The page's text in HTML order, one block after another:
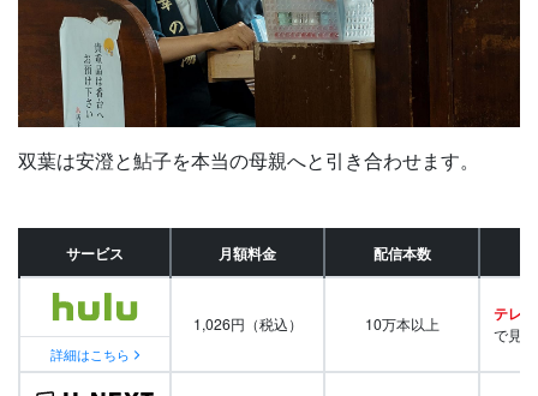
双葉は安澄と鮎子を本当の母親へと引き合わせます。
サービス 月額料金 配信本数
詳細はこちら
1,026円（税込） 10万本以上 テレビ
で見